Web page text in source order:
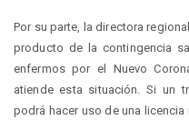
Por su parte, la directora
producto de la contingencia
enfermos por el Nuevo
atiende esta situación. Si un
podrá hacer uso de una